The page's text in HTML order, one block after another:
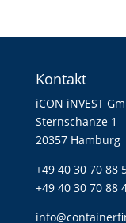
Kontakt
iCON iNVEST
Sternschanze 1
20357 Hamburg
+49 40 30 70 88
+49 40 30 70 88